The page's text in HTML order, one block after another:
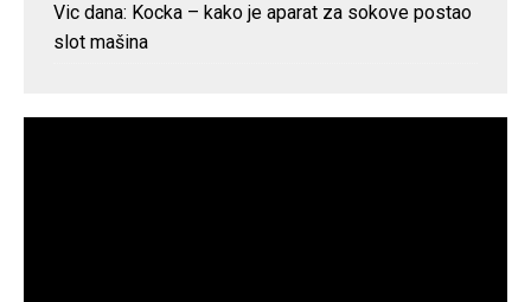
Vic dana: Kocka – kako je aparat za sokove postao
slot mašina